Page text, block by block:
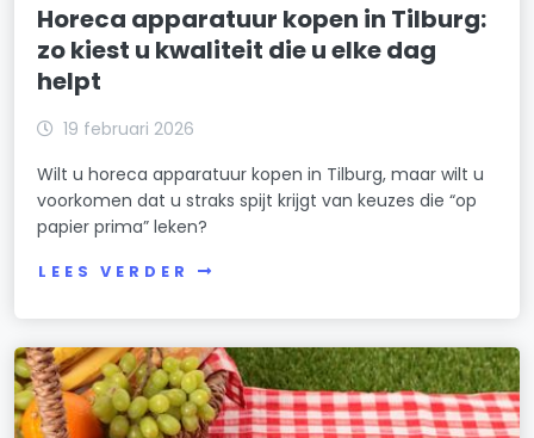
Horeca apparatuur kopen in Tilburg:
zo kiest u kwaliteit die u elke dag
helpt
19 februari 2026
Wilt u horeca apparatuur kopen in Tilburg, maar wilt u
voorkomen dat u straks spijt krijgt van keuzes die “op
papier prima” leken?
LEES VERDER